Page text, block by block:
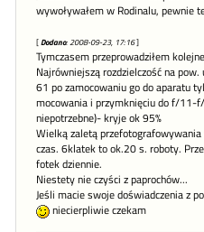
wywoływałem w Rodinalu, pewnie
[Dodano: 2008-09-23, 17:16]
Tymczasem przeprowadziłem
Najrówniejszą rozdzielczość na
61 po zamocowaniu go do aparatu
mocowania i przymknięciu do f/11-
niepotrzebne)- kryje ok 95%
Wielką zaletą
czas. 6klatek to ok.20 s. roboty.
fotek dziennie.
Niestety nie czyści z paprochów...
Jeśli macie swoje doświadczenia z
niecierpliwie czekam